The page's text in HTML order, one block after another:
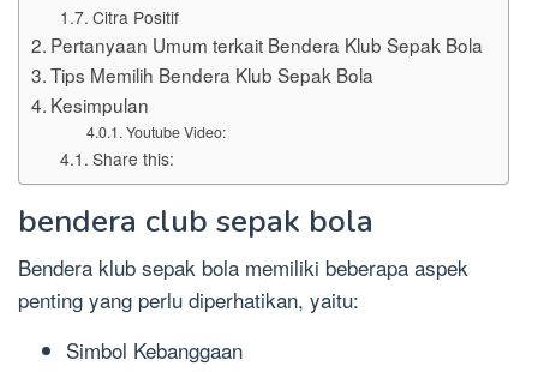
Citra Positif
Pertanyaan Umum terkait Bendera Klub Sepak Bola
Tips Memilih Bendera Klub Sepak Bola
Kesimpulan
Youtube Video:
Share this:
bendera club sepak bola
Bendera klub sepak bola memiliki beberapa aspek
penting yang perlu diperhatikan, yaitu:
Simbol Kebanggaan